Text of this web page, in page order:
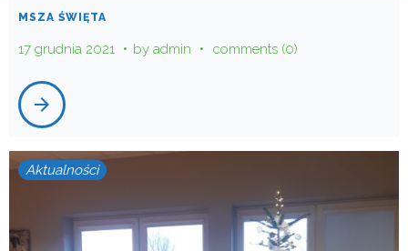
MSZA ŚWIĘTA
17 grudnia 2021 by admin comments (0)
arrow_forward
Aktualności